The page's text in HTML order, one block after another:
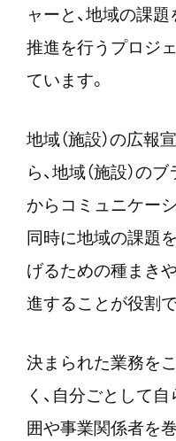
ャーと、地域の課
推進を行うプロジ
ています。
地域（施設）の広
ら、地域（施設）の
からコミュニケー
同時に地域の課題
げるための種まき
進することが役割で
決まられた業務を
く、自分ごとして
囲や事業関係者を